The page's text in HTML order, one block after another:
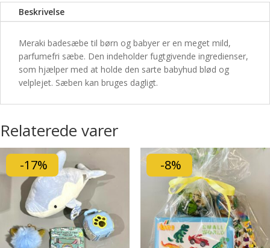
Beskrivelse
Meraki badesæbe til børn og babyer er en meget mild,
parfumefri sæbe. Den indeholder fugtgivende ingredienser,
som hjælper med at holde den sarte babyhud blød og
velplejet. Sæben kan bruges dagligt.
Relaterede varer
-17% -8%